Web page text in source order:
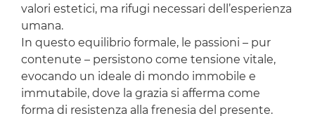
valori estetici, ma rifugi necessari dell’esperienza
umana.
In questo equilibrio formale, le passioni – pur
contenute – persistono come tensione vitale,
evocando un ideale di mondo immobile e
immutabile, dove la grazia si afferma come
forma di resistenza alla frenesia del presente.